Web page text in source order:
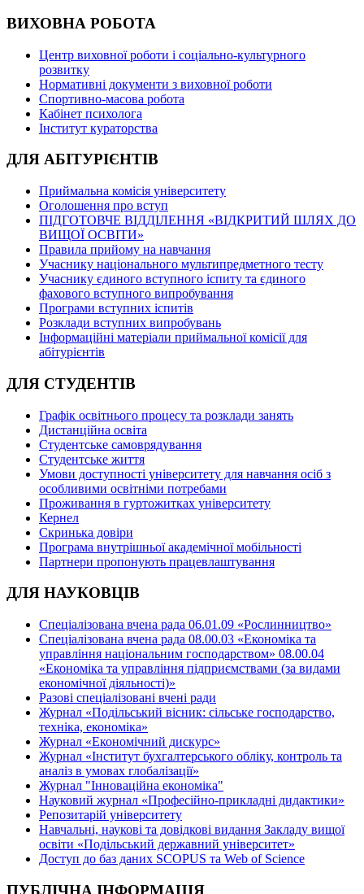
ВИХОВНА РОБОТА
Центр виховної роботи і соціально-культурного
розвитку
Нормативні документи з виховної роботи
Спортивно-масова робота
Кабінет психолога
Інститут кураторства
ДЛЯ АБІТУРІЄНТІВ
Приймальна комісія університету
Оголошення про вступ
ПІДГОТОВЧЕ ВІДДІЛЕННЯ «ВІДКРИТИЙ ШЛЯХ ДО
ВИЩОЇ ОСВІТИ»
Правила прийому на навчання
Учаснику національного мультипредметного тесту
Учаснику єдиного вступного іспиту та єдиного
фахового вступного випробування
Програми вступних іспитів
Розклади вступних випробувань
Інформаційні матеріали приймальної комісії для
абітурієнтів
ДЛЯ СТУДЕНТІВ
Графік освітнього процесу та розклади занять
Дистанційна освіта
Студентське самоврядування
Студентське життя
Умови доступності університету для навчання осіб з
особливими освітніми потребами
Проживання в гуртожитках університету
Кернел
Скринька довіри
Програма внутрішньої академічної мобільності
Партнери пропонують працевлаштування
ДЛЯ НАУКОВЦІВ
Спеціалізована вчена рада 06.01.09 «Рослинництво»
Спеціалізована вчена рада 08.00.03 «Економіка та
управління національним господарством» 08.00.04
«Економіка та управління підприємствами (за видами
економічної діяльності)»
Разові спеціалізовані вчені ради
Журнал «Подільський вісник: сільське господарство,
техніка, економіка»
Журнал «Економічний дискурс»
Журнал «Інститут бухгалтерського обліку, контроль та
аналіз в умовах глобалізації»
Журнал "Інноваційна економіка"
Науковий журнал «Професійно-прикладні дидактики»
Репозитарій університету
Навчальні, наукові та довідкові видання Закладу вищої
освіти «Подільський державний університет»
Доступ до баз даних SCOPUS та Web of Science
ПУБЛІЧНА ІНФОРМАЦІЯ